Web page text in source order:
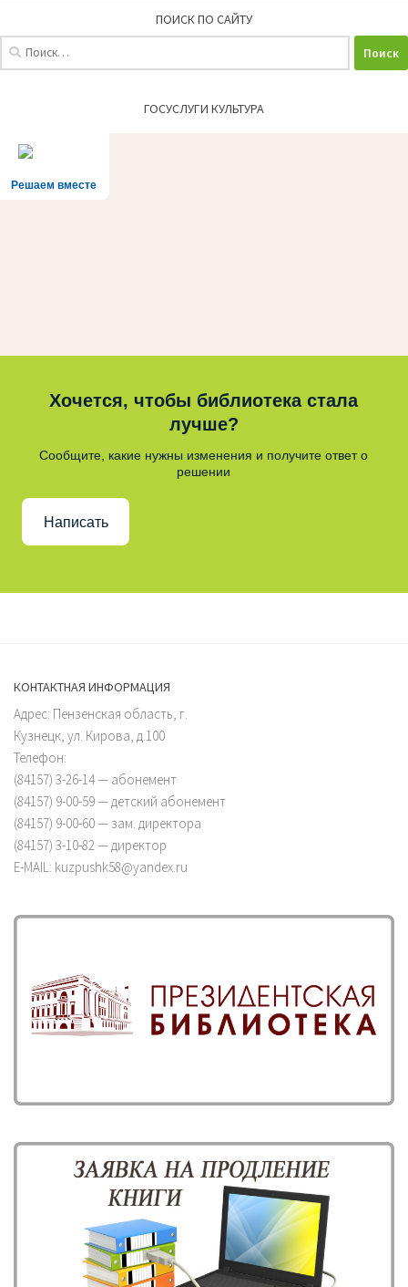
ПОИСК ПО САЙТУ
ГОСУСЛУГИ КУЛЬТУРА
Решаем вместе
Хочется, чтобы библиотека стала
лучше?
Сообщите, какие нужны изменения и получите ответ о
решении
Написать
КОНТАКТНАЯ ИНФОРМАЦИЯ
Адрес: Пензенская область, г.
Кузнецк, ул. Кирова, д.100
Телефон:
(84157) 3-26-14 — абонемент
(84157) 9-00-59 — детский абонемент
(84157) 9-00-60 — зам. директора
(84157) 3-10-82 — директор
E-MAIL: kuzpushk58@yandex.ru